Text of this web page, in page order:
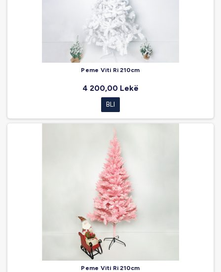
Peme Viti Ri 210cm
4 200,00 Lekë
BLI
Peme Viti Ri 210cm